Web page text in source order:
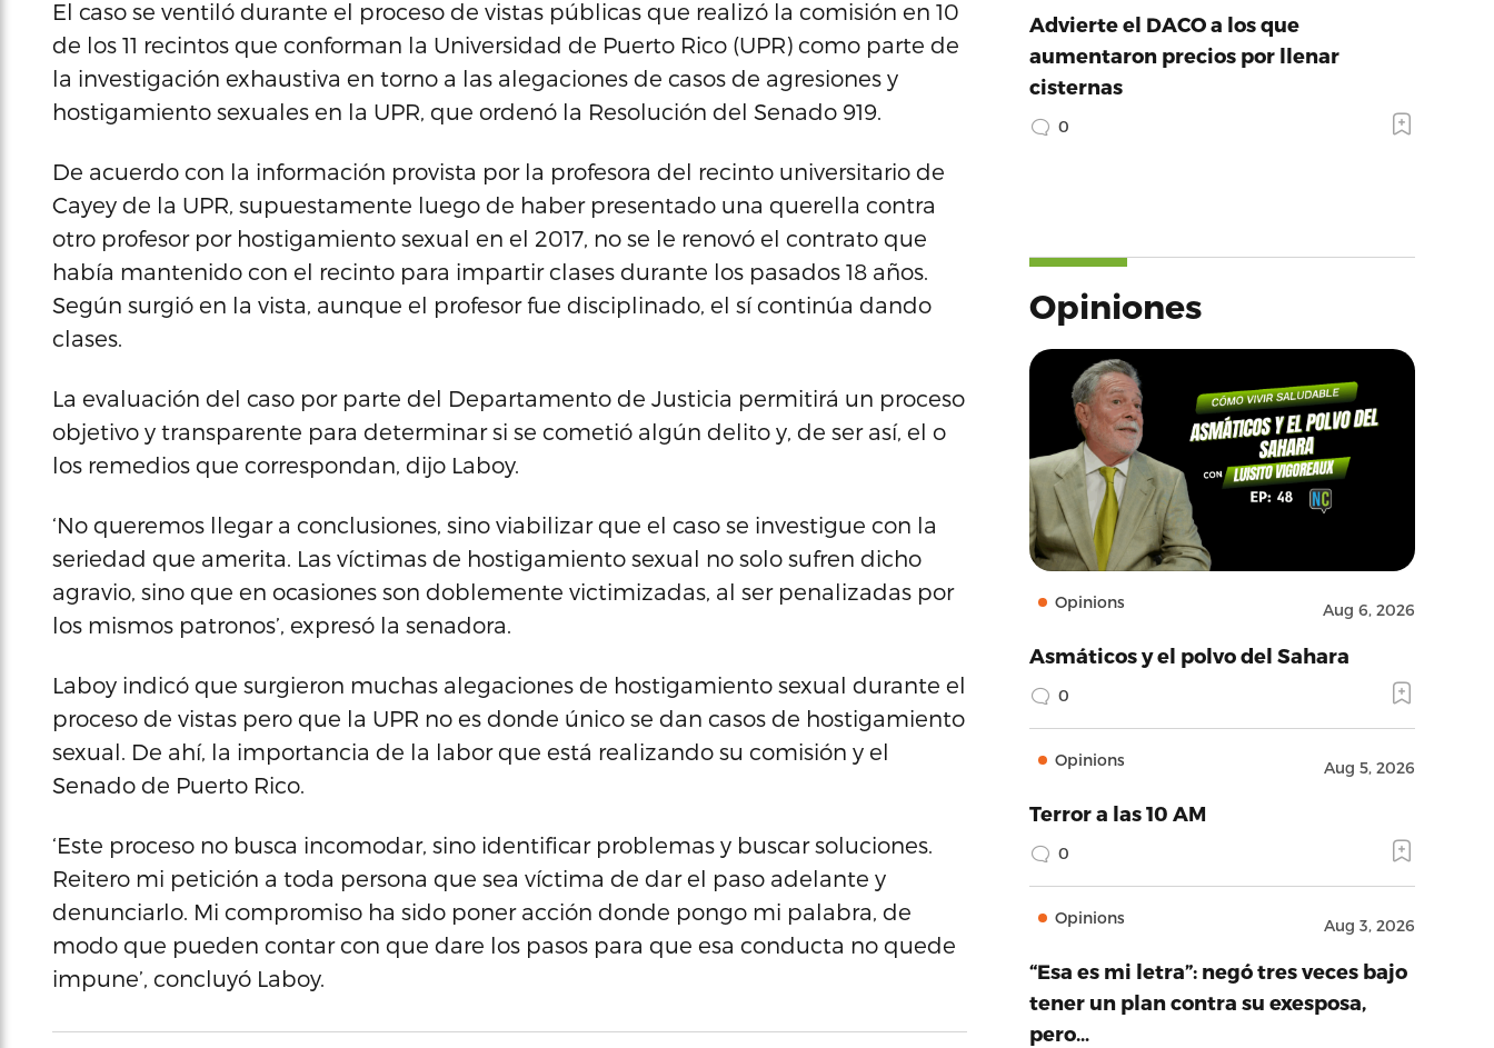
El caso se ventiló durante el proceso de vistas públicas que realizó la comisión en 10
de los 11 recintos que conforman la Universidad de Puerto Rico (UPR) como parte de
la investigación exhaustiva en torno a las alegaciones de casos de agresiones y
hostigamiento sexuales en la UPR, que ordenó la Resolución del Senado 919.
De acuerdo con la información provista por la profesora del recinto universitario de
Cayey de la UPR, supuestamente luego de haber presentado una querella contra
otro profesor por hostigamiento sexual en el 2017, no se le renovó el contrato que
había mantenido con el recinto para impartir clases durante los pasados 18 años.
Según surgió en la vista, aunque el profesor fue disciplinado, el sí continúa dando
clases.
La evaluación del caso por parte del Departamento de Justicia permitirá un proceso
objetivo y transparente para determinar si se cometió algún delito y, de ser así, el o
los remedios que correspondan, dijo Laboy.
‘No queremos llegar a conclusiones, sino viabilizar que el caso se investigue con la
seriedad que amerita. Las víctimas de hostigamiento sexual no solo sufren dicho
agravio, sino que en ocasiones son doblemente victimizadas, al ser penalizadas por
los mismos patronos’, expresó la senadora.
Laboy indicó que surgieron muchas alegaciones de hostigamiento sexual durante el
proceso de vistas pero que la UPR no es donde único se dan casos de hostigamiento
sexual. De ahí, la importancia de la labor que está realizando su comisión y el
Senado de Puerto Rico.
‘Este proceso no busca incomodar, sino identificar problemas y buscar soluciones.
Reitero mi petición a toda persona que sea víctima de dar el paso adelante y
denunciarlo. Mi compromiso ha sido poner acción donde pongo mi palabra, de
modo que pueden contar con que dare los pasos para que esa conducta no quede
impune’, concluyó Laboy.
Advierte el DACO a los que
aumentaron precios por llenar
cisternas
0
Opiniones
Opinions Aug 6, 2026
Asmáticos y el polvo del Sahara
0
Opinions Aug 5, 2026
Terror a las 10 AM
0
Opinions Aug 3, 2026
“Esa es mi letra”: negó tres veces bajo
tener un plan contra su exesposa,
pero…